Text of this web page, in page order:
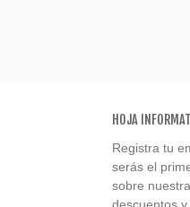
HOJA
Registra tu
serás el
sobre